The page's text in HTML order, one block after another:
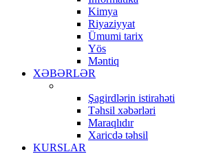
Kimya
Riyaziyyat
Ümumi tarix
Yös
Məntiq
XƏBƏRLƏR
Şagirdlərin istirahəti
Təhsil xəbərləri
Maraqlıdır
Xaricdə təhsil
KURSLAR